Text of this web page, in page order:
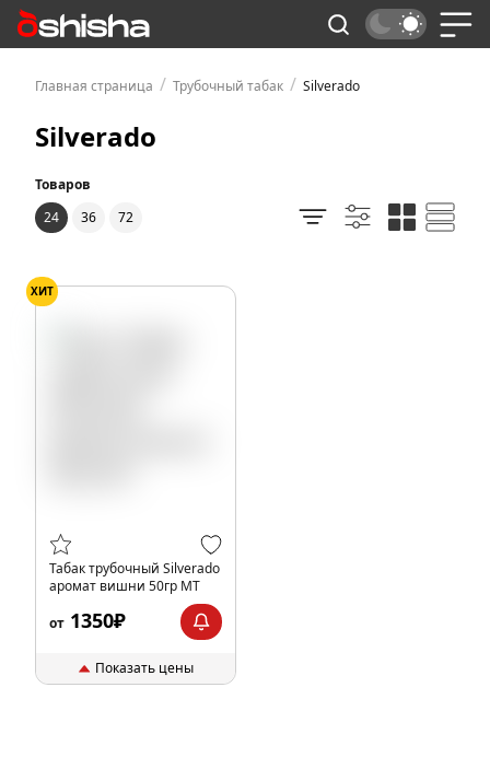
Главная страница / Трубочный табак / Silverado
Silverado
Товаров
24
36 72
ХИТ
Табак трубочный Silverado
аромат вишни 50гр МТ
от 1350₽
Показать цены